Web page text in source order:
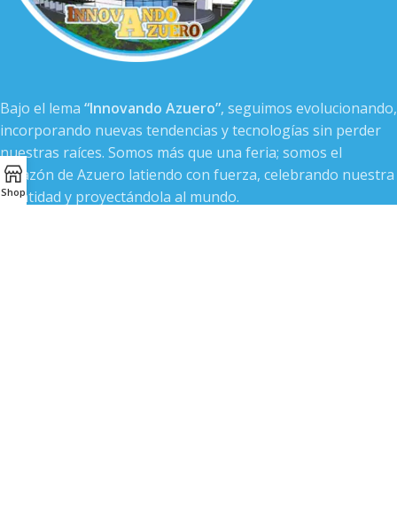
Bajo el lema “Innovando Azuero”, seguimos evolucionando,
incorporando nuevas tendencias y tecnologías sin perder
nuestras raíces. Somos más que una feria; somos el
corazón de Azuero latiendo con fuerza, celebrando nuestra
identidad y proyectándola al mundo.
Shop